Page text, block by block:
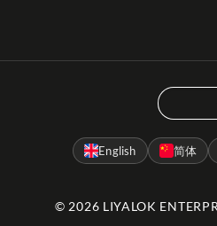
English 简体
© 2026 LIYALOK